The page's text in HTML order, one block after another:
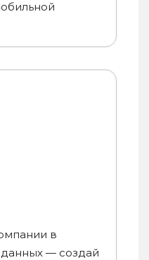
в
данных — создай